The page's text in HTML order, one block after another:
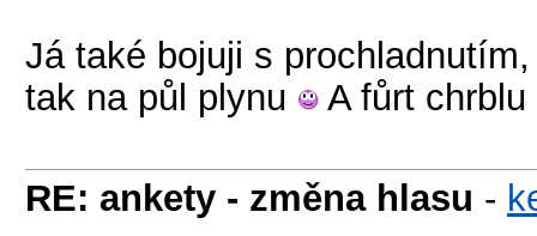
Já také bojuji s
tak na půl plynu
A fůrt chrblu
RE: ankety - změna hlasu -